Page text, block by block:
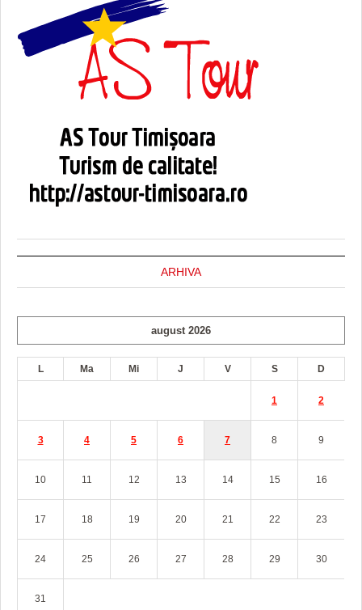
ARHIVA
august 2026
L Ma Mi J V S D
1 2
3 4 5 6 7 8 9
10 11 12 13 14 15 16
17 18 19 20 21 22 23
24 25 26 27 28 29 30
31